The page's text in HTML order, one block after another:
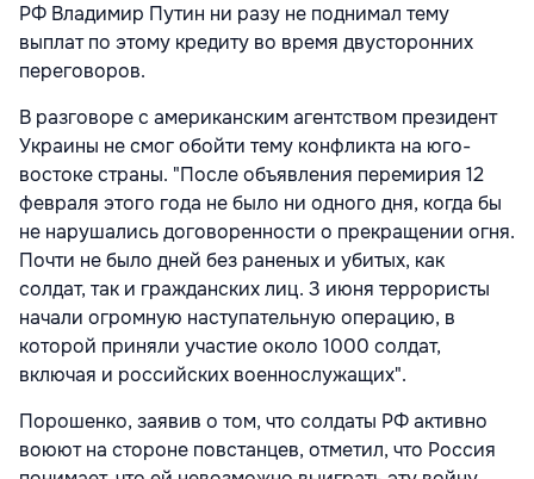
РФ Владимир Путин ни разу не поднимал тему
выплат по этому кредиту во время двусторонних
переговоров.
В разговоре с американским агентством президент
Украины не смог обойти тему конфликта на юго-
востоке страны. "После объявления перемирия 12
февраля этого года не было ни одного дня, когда бы
не нарушались договоренности о прекращении огня.
Почти не было дней без раненых и убитых, как
солдат, так и гражданских лиц. 3 июня террористы
начали огромную наступательную операцию, в
которой приняли участие около 1000 солдат,
включая и российских военнослужащих".
Порошенко, заявив о том, что солдаты РФ активно
воюют на стороне повстанцев, отметил, что Россия